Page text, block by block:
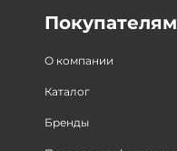
Покупателям
О компании
Каталог
Бренды